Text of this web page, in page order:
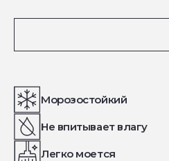
Морозостойкий
Не впитывает влагу
Легко моется